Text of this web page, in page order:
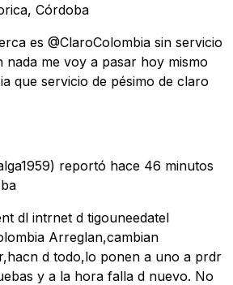
Córdoba
es @ClaroColombia sin servicio
nada me voy a pasar hoy mismo
que servicio de pésimo de claro
reportó hace 46 minutos
dl intrnet d tigouneedatel
Arreglan,cambian
d todo,lo ponen a uno a prdr
y a la hora falla d nuevo. No